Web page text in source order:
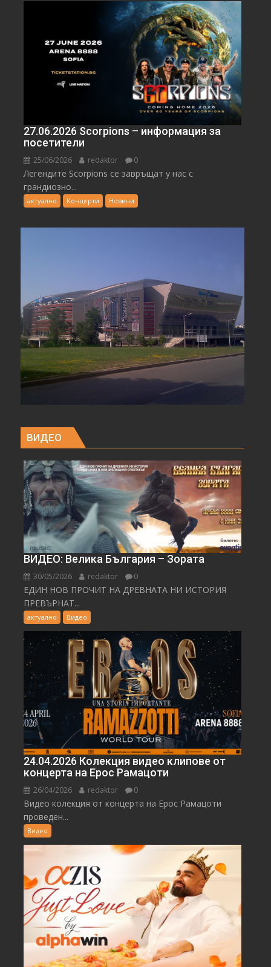
27.06.2026 Scorpions – информация за
посетители
25/06/2026 redaktor 0
Легендите Scorpions се завръщат у нас с
грандиозно...
актуално Концерти Новини
ВИДЕО
ВИДЕО: Велика България – Зората
30/05/2026 redaktor 0
ЕДИН НОВ ПРОЧИТ НА ДРЕВНАТА НИ ИСТОРИЯ
ПРЕВЪРНАТ...
актуално Видео
24.04.2026 Колекция видео клипове от
концерта на Ерос Рамацоти
26/04/2026 redaktor 0
Видео колекция от концерта на Ерос Рамацоти
проведен...
Видео